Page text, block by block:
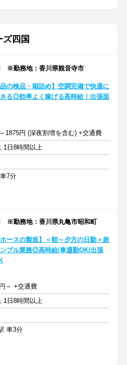
四国
※勤務地：香川県観音寺市
品の検品・箱詰め】空調完備で快適に
る◎効率よく稼げる高時給！出張面
1875円 (深夜割増を含む) +交通費
1日8時間以上
7分
※勤務地：香川県丸亀市昭和町
ホースの製造】＜朝～夕方の日勤＞超
プル業務◎高時給/車通勤OK/出張
～ +交通費
1日8時間以上
車3分